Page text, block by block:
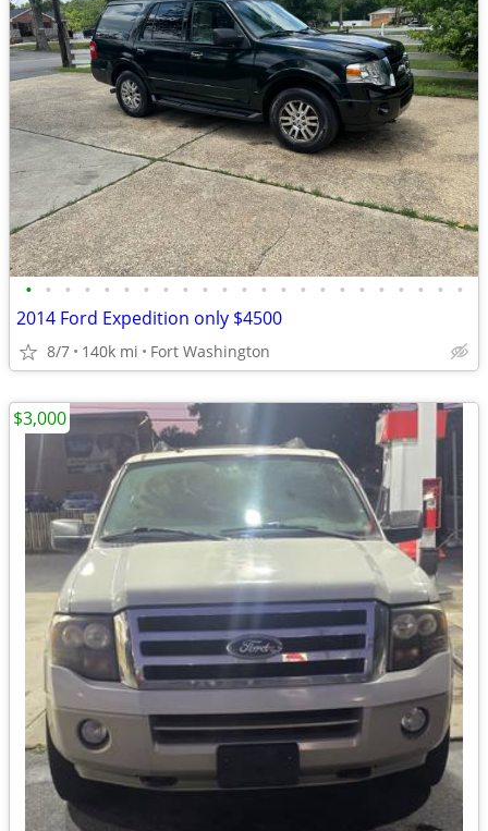
• • • • • • • • • • • • • • • • • • • • • • •
2014 Ford Expedition only $4500
8/7 140k mi Fort Washington
$3,000